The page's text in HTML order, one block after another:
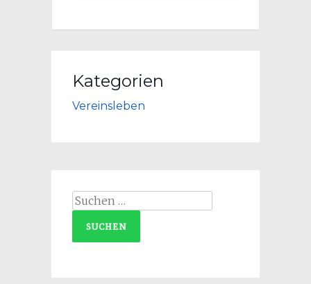
Kategorien
Vereinsleben
Suchen
nach: